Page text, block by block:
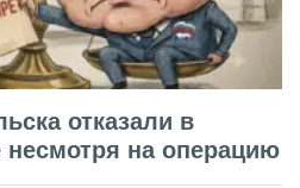
отказали в
несмотря на операцию